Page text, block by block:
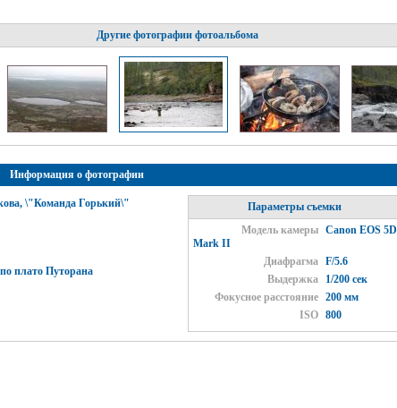
Другие фотографии фотоальбома
Информация о фотографии
\"Команда Горький\"
плато Путорана
Параметры съемки
Модель камеры
Canon EOS 5D
Mark II
Диафрагма
F/5.6
Выдержка
1/200 сек
Фокусное расстояние
200 мм
ISO
800